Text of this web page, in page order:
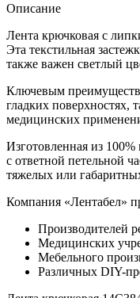
Описание
Лента крючковая с
Эта текстильная
также важен светлый
Ключевым
гладких поверхностях,
медицинских
Изготовленная из
с ответной петельной
тяжелых или
Компания «Лентабел»
Производителей
Медицинских
Мебельного
Различных DIY-